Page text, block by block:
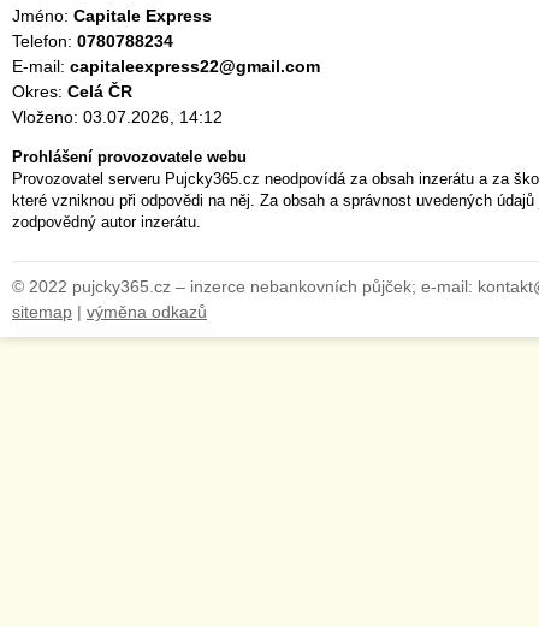
Jméno: Capitale Express
Telefon: 0780788234
E-mail: capitaleexpress22@gmail.com
Okres: Celá ČR
Vloženo: 03.07.2026, 14:12
Prohlášení provozovatele webu
Provozovatel serveru Pujcky365.cz neodpovídá za obsah inzerátu a za
které vzniknou při odpovědi na něj. Za obsah a správnost uvedených
zodpovědný autor inzerátu.
© 2022 pujcky365.cz – inzerce nebankovních půjček; e-mail:
sitemap | výměna odkazů